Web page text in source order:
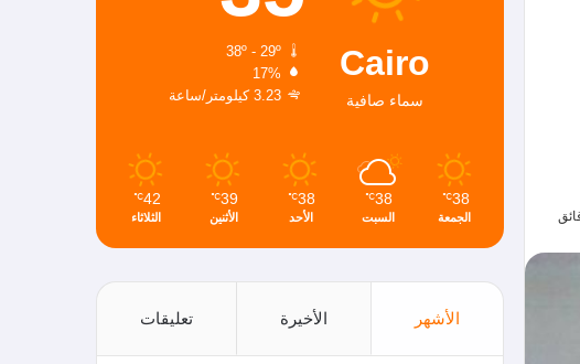
Cairo
سماء صافية
17%
3.23 كيلومتر/ساعة
38
℃
الجمعة
38
℃
السبت
38
℃
الأحد
39
℃
الأثنين
42
℃
الثلاثاء
الأشهر الأخيرة تعليقات